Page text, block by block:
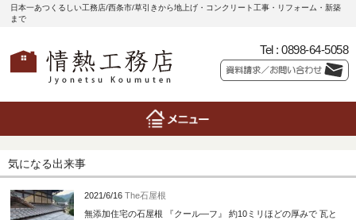
日本一あつくるしい工務店/西条市/草引きから地上げ・コンクリート工事・リフォーム・新築
まで
Tel : 0898-64-5058
気になる出来事
2021/6/16 The石屋根
無添加住宅の石屋根 『クール―フ』 約10ミリほどの厚みで 瓦と